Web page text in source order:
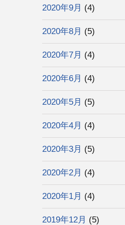
2020年9月 (4)
2020年8月 (5)
2020年7月 (4)
2020年6月 (4)
2020年5月 (5)
2020年4月 (4)
2020年3月 (5)
2020年2月 (4)
2020年1月 (4)
2019年12月 (5)